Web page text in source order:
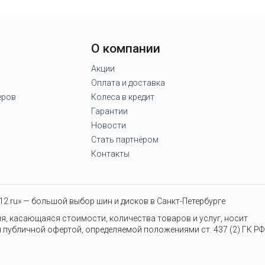
О компании
Акции
Оплата и доставка
Колеса в кредит
Гарантии
Новости
Стать партнёром
Контакты
— большой выбор шин и дисков в Санкт-Петербурге
касающаяся стоимости, количества товаров и услуг, носит
офертой, определяемой положениями ст. 437 (2) ГК